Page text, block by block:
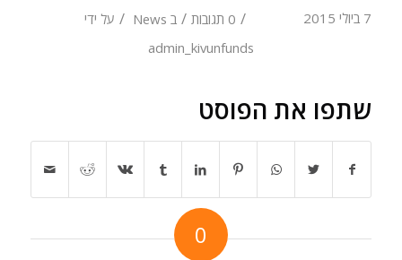
7 ביולי 2015 / 0 תגובות / ב News
/ על ידי
admin_kivunfunds
שתפו את הפוסט
0